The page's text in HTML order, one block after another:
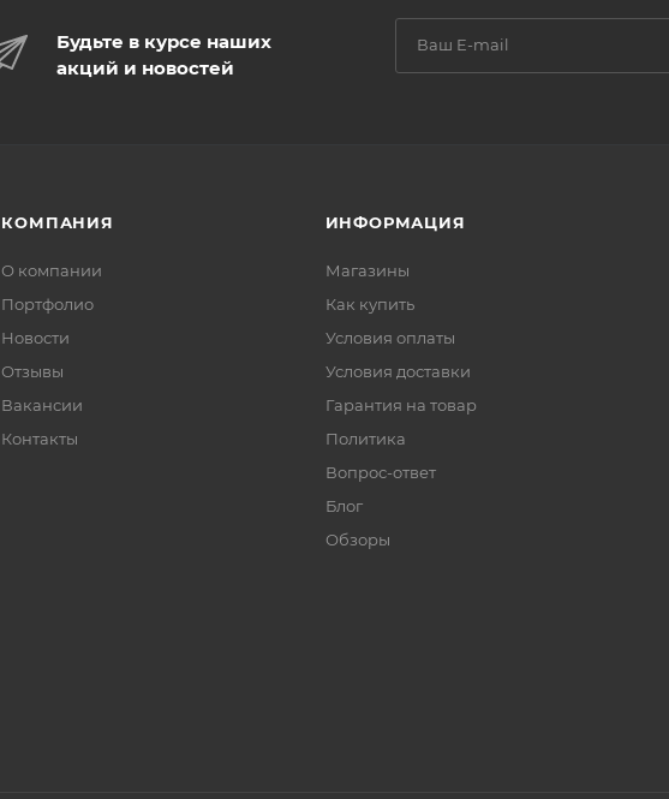
Будьте в курсе наших
акций и новостей
КОМПАНИЯ
О компании
Портфолио
Новости
Отзывы
Вакансии
Контакты
ИНФОРМАЦИЯ
Магазины
Как купить
Условия оплаты
Условия доставки
Гарантия на товар
Политика
Вопрос-ответ
Блог
Обзоры